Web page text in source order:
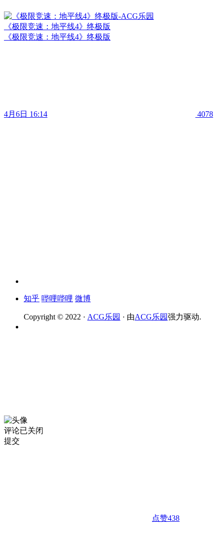
《极限竞速：地平线4》终极版
《极限竞速：地平线4》终极版
4月6日 16:14 4078
知乎 哔哩哔哩 微博
Copyright © 2022 · ACG乐园 · 由ACG乐园强力驱动.
评论已关闭
提交
点赞438